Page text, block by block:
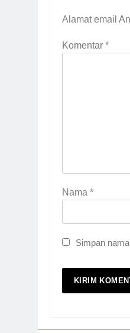
Alamat email
Komentar *
Nama *
Simpan